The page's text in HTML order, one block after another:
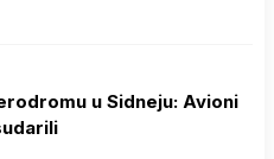
u Sidneju: Avioni